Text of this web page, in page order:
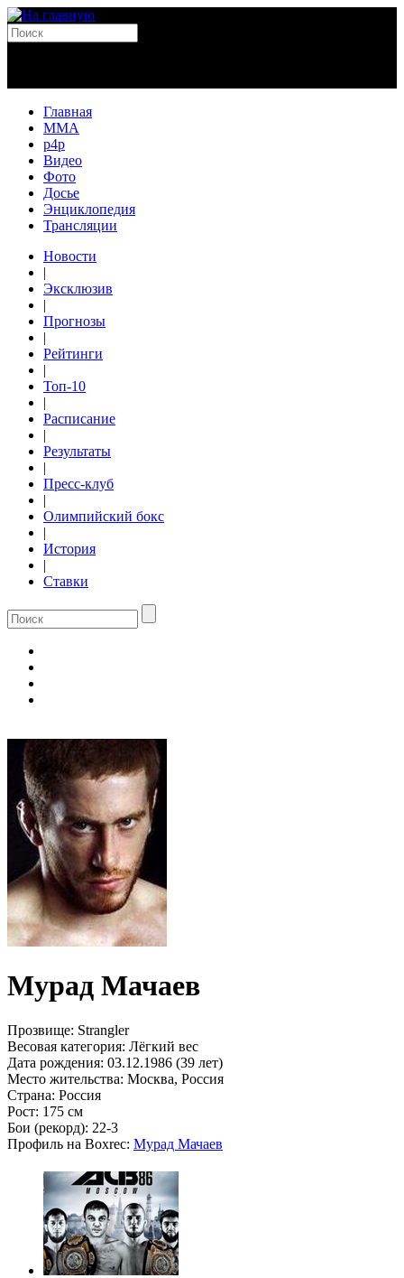
Главная
MMA
p4p
Видео
Фото
Досье
Энциклопедия
Трансляции
Новости
|
Эксклюзив
|
Прогнозы
|
Рейтинги
|
Топ-10
|
Расписание
|
Результаты
|
Пресс-клуб
|
Олимпийский бокс
|
История
|
Ставки
Мурад Мачаев
Прозвище: Strangler
Весовая категория: Лёгкий вес
Дата рождения: 03.12.1986 (39 лет)
Место жительства: Москва, Россия
Страна: Россия
Рост: 175 см
Бои (рекорд): 22-3
Профиль на Boxrec: Мурад Мачаев